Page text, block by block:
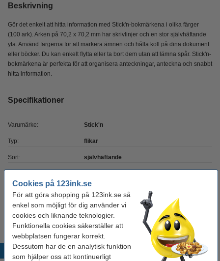
Cookies på 123ink.se
För att göra shopping på 123ink.se så
enkel som möjligt för dig använder vi
cookies och liknande teknologier.
Funktionella cookies säkerställer att
webbplatsen fungerar korrekt.
Dessutom har de en analytisk funktion
som hjälper oss att kontinuerligt
Beskrivning
Gör det enkelt att hitta information med Stick'n-bokmärkena i olika färger
(100 ark). Arken på 70,2 x 70,2 mm har skrivlinjer och en stor självhäftande
yta. Använd färgerna för att markera ämnen och hålla koll på dina dokument
eller böcker. Du kan enkelt flytta eller ta bort dem utan att lämna spår. Stick'n-
bokmärkena är perfekta för att organisera anteckningar, anteckna och snabbt
hitta information.
Specifikationer
Varumärke: Stick'n
Typ: flikar
Sort: självhäftande
Antal flikar: 100 flikar
Populära produkter